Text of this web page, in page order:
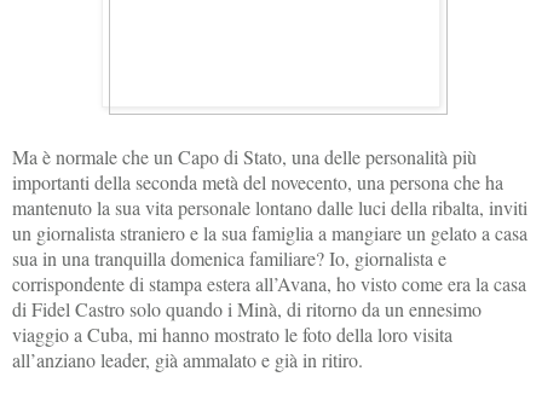
Ma è normale che un Capo di Stato, una delle personalità più
importanti della seconda metà del novecento, una persona che ha
mantenuto la sua vita personale lontano dalle luci della ribalta, inviti
un giornalista straniero e la sua famiglia a mangiare un gelato a casa
sua in una tranquilla domenica familiare? Io, giornalista e
corrispondente di stampa estera all’Avana, ho visto come era la casa
di Fidel Castro solo quando i Minà, di ritorno da un ennesimo
viaggio a Cuba, mi hanno mostrato le foto della loro visita
all’anziano leader, già ammalato e già in ritiro.